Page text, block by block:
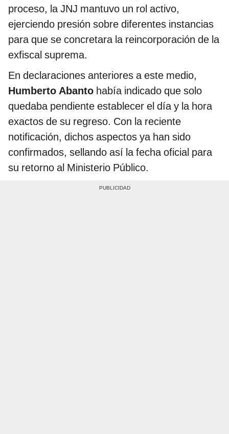
proceso, la JNJ mantuvo un rol activo,
ejerciendo presión sobre diferentes instancias
para que se concretara la reincorporación de la
exfiscal suprema.
En declaraciones anteriores a este medio,
Humberto Abanto había indicado que solo
quedaba pendiente establecer el día y la hora
exactos de su regreso. Con la reciente
notificación, dichos aspectos ya han sido
confirmados, sellando así la fecha oficial para
su retorno al Ministerio Público.